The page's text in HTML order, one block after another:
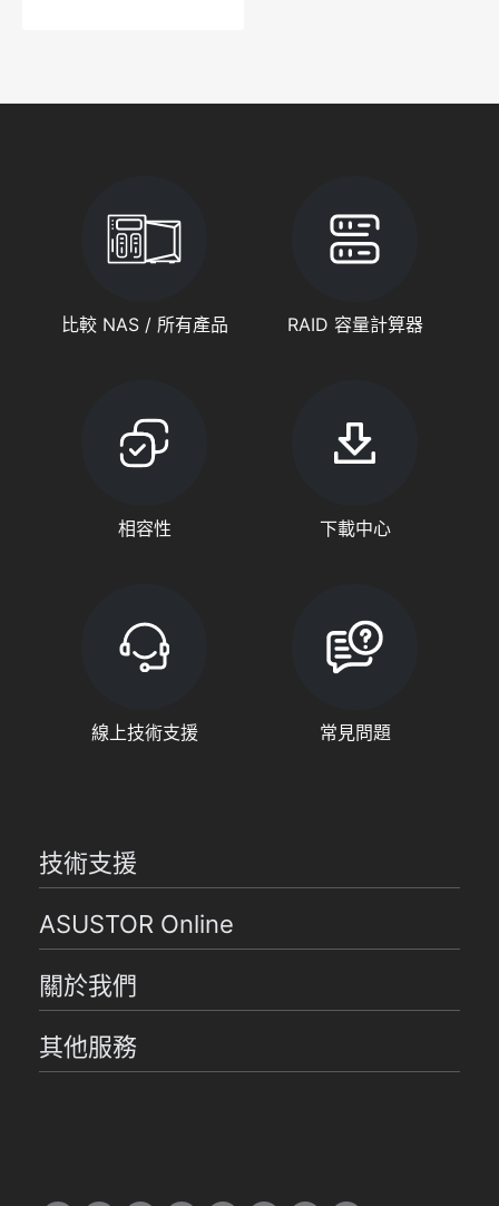
比較 NAS / 所有產品 RAID 容量計算器
相容性 下載中心
線上技術支援 常見問題
技術支援
ASUSTOR Online
關於我們
其他服務